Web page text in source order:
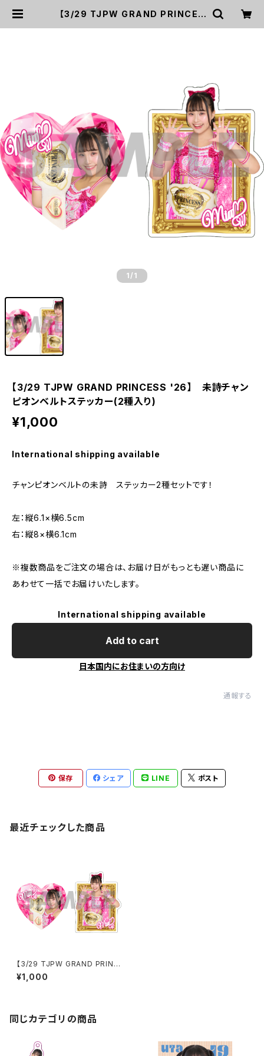
【3/29 TJPW GRAND PRINCES
1 /1
【3/29 TJPW GRAND PRINCESS '26】 未詩チャン
ピオンベルトステッカー(2種入り)
¥1,000
International shipping available
チャンピオンベルトの未詩 ステッカー2種セットです！
左：縦6.1×横6.5cm
右：縦8×横6.1cm
※複数商品をご注文の場合は、お届け日がもっとも遅い商品に
あわせて一括でお届けいたします。
International shipping available
Add to cart
日本国内にお住まいの方向け
通報する
保存 シェア LINE ポスト
最近チェックした商品
【3/29 TJPW GRAND PRINC
ESS '26】 未詩チャンピオンベ
ルトステッカー(2種入り)
¥1,000
同じカテゴリの商品